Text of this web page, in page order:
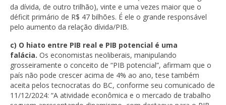
da dívida, de outro trilhão), vinte e uma vezes maior que o
déficit primário de R$ 47 bilhões. É ele o grande responsável
pelo aumento da relação dívida/PIB.
c) O hiato entre PIB real e PIB potencial é uma
falácia. Os economistas neoliberais, manipulando
grosseiramente o conceito de “PIB potencial”, afirmam que o
país não pode crescer acima de 4% ao ano, tese também
aceita pelos tecnocratas do BC, conforme seu comunicado de
11/12/2024: “A atividade econômica e o mercado de trabalho